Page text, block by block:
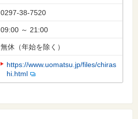
0297-38-7520
09:00 ～ 21:00
無休（年始を除く）
https://www.uomatsu.jp/files/chiras
hi.html